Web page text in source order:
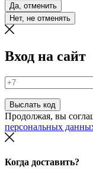
Да, отменить
Нет, не отменять
Вход на сайт
Выслать код
Продолжая, вы
персональных
Когда доставить?